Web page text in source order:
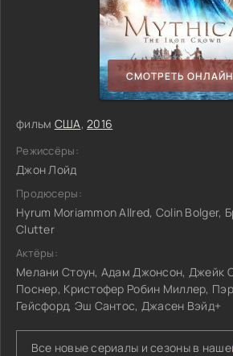
СМОТРЕТЬ ОНЛАЙН
фильм США,2016
Режиссёры:
Джон Лойд
Продюсеры:
Hyrum Moriammon Allred, Colin Bolger,
Clutter
Актёры:
Мелани Стоун, Адам Джонсон, Джейк
Поснер, Кристофер Робин Миллер,
Гейсфорд, Эш Сантос, Джасен Вэйд+
Все новые сериалы и сезоны в